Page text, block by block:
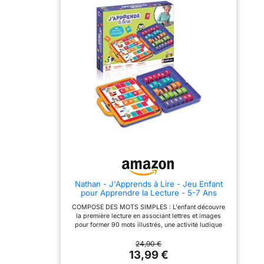
tuiles. Vos enfants
adoreront explorer l'île
mystérieuse à la
recherche d'œufs de
dragon. UN UNIVERS
FANTASTIQUE avec des
dragons ! A découvrir et
redécouvrir au fil des
parties qui sont toujours
différentes. Dragomino est
un jeu ludique et multi-
joueur où il faudra faire
preuve de réflexion pour
gagner . ÉLU JEU DE
L'ANNÉE en France et en
Gage de qualité pour
passer des bons moments
en famille, avec les plus
jeunes et les plus grands.
joueurs. Les enfants à
partir de 5 ans peuvent
commencer à jouer à ce
lumière et des yeux: la
tablette d'écriture d'ERUW
adopte le dernier écran
LCD flexible, sûr et sans
rayonnement. Le grand
écran de 10 pouces
permet aux enfants
d'utiliser leur créativité
tout en développant leur
imagination! Les mères
n'ont pas à s'inquiéter du
fait que leurs enfants
passent de longues
verrouillage à une touche:
peut être effacée plus de 1
000 000 fois, soit 10 fois
produits similaires sur le
marché. Avec la batterie
ultra-puissante, cet
Nathan - J'Apprends à Lire - Jeu Enfant
pour Apprendre la Lecture - 5-7 Ans
COMPOSE DES MOTS SIMPLES : L'enfant découvre
la première lecture en associant lettres et images
pour former 90 mots illustrés, une activité ludique
EN AUTONOMIE : Grâce au système autocorrectif,
chaque jeton trouve sa place facilement pour
reconnaître les lettres et progresser seul. DÉVELOPPE
24,90 €
13,99 €